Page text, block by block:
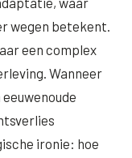
wegen betekent.
een complex
Wanneer
ironie: hoe